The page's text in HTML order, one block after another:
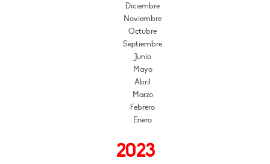
Diciembre
Noviembre
Octubre
Septiembre
Junio
Mayo
Abril
Marzo
Febrero
Enero
2023